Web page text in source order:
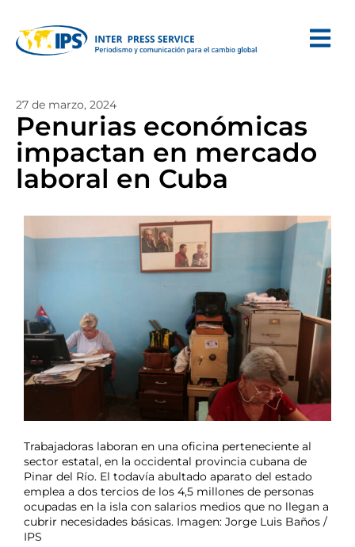
27 de marzo, 2024
Penurias económicas
impactan en mercado
laboral en Cuba
Trabajadoras laboran en una oficina perteneciente al
sector estatal, en la occidental provincia cubana de
Pinar del Río. El todavía abultado aparato del estado
emplea a dos tercios de los 4,5 millones de personas
ocupadas en la isla con salarios medios que no llegan a
cubrir necesidades básicas. Imagen: Jorge Luis Baños /
IPS